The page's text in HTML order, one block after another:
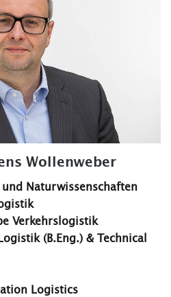
Wollenweber
Naturwissenschaften
Verkehrslogistik
(B.Eng.) & Technical
Logistics